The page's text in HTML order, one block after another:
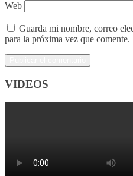
Web
Guarda mi nombre, correo
para la próxima vez que comente.
VIDEOS